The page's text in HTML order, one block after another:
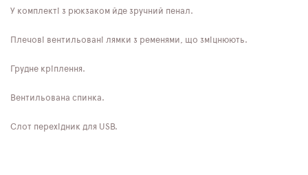
У комплекті з рюкзаком йде зручний пенал.
Плечові вентильовані лямки з ременями, що зміцнюють.
Грудне кріплення.
Вентильована спинка.
Слот перехідник для USB.